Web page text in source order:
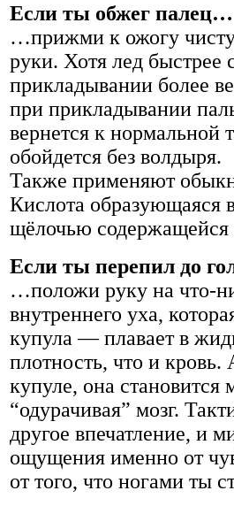
Если ты обжег палец…
…прижми к ожогу
руки. Хотя лед быстрее
прикладывании более
при прикладывании
вернется к нормальной
обойдется без волдыря.
Также применяют
Кислота образующаяся
щёлочью содержащейся
Если ты перепил до
…положи руку на что-
внутреннего уха,
купула — плавает в
плотность, что и кровь.
купуле, она становится
“одурачивая” мозг.
другое впечатление, и
ощущения именно от
от того, что ногами ты